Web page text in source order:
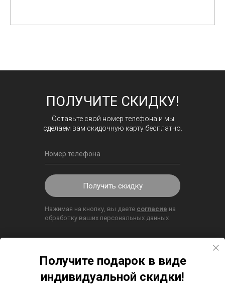
Получите подарок в виде
индивидуальной скидки!
ПОЛУЧИТЕ СКИДКУ!
Оставьте свой номер телефона и мы
сделаем вам скидочную карту бесплатно.
Нажимая на кнопку, вы даете согласие на
обработку ваших персональных данных
Получить скидку
Часы работы:
Пн-Пт: 9:00 - 21:00